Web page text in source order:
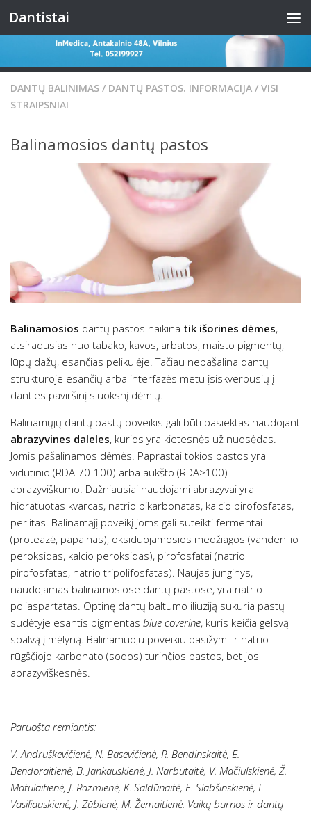
Skip to content
Dantistai
DANTŲ BALINIMAS / DANTŲ PASTOS. INFORMACIJA / VISI
STRAIPSNIAI
Balinamosios dantų pastos
Balinamosios dantų pastos naikina tik išorines dėmes,
atsiradusias nuo tabako, kavos, arbatos, maisto pigmentų,
lūpų dažų, esančias pelikulėje. Tačiau nepašalina dantų
struktūroje esančių arba interfazės metu įsiskverbusių į
danties paviršinį sluoksnį dėmių.
Balinamųjų dantų pastų poveikis gali būti pasiektas naudojant
abrazyvines daleles, kurios yra kietesnės už nuosėdas.
Jomis pašalinamos dėmės. Paprastai tokios pastos yra
vidutinio (RDA 70-100) arba aukšto (RDA>100)
abrazyviškumo. Dažniausiai naudojami abrazyvai yra
hidratuotas kvarcas, natrio bikarbonatas, kalcio pirofosfatas,
perlitas. Balinamąjį poveikį joms gali suteikti fermentai
(proteazė, papainas), oksiduojamosios medžiagos (vandenilio
peroksidas, kalcio peroksidas), pirofosfatai (natrio
pirofosfatas, natrio tripolifosfatas). Naujas junginys,
naudojamas balinamosiose dantų pastose, yra natrio
poliaspartatas. Optinę dantų baltumo iliuziją sukuria pastų
sudėtyje esantis pigmentas blue coverine, kuris keičia gelsvą
spalvą į mėlyną. Balinamuoju poveikiu pasižymi ir natrio
rūgščiojo karbonato (sodos) turinčios pastos, bet jos
abrazyviškesnės.
Paruošta remiantis:
V. Andruškevičienė, N. Basevičienė, R. Bendinskaitė, E.
Bendoraitienė, B. Jankauskienė, J. Narbutaitė, V. Mačiulskienė, Ž.
Matulaitienė, J. Razmienė, K. Saldūnaitė, E. Slabšinskienė, I
Vasiliauskienė, J. Zūbienė, M. Žemaitienė. Vaikų burnos ir dantų